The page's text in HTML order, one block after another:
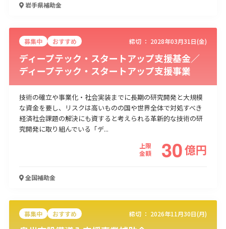
岩手県補助金
募集中 おすすめ 締切 ： 2028年03月31日(金)
ディープテック・スタートアップ支援基金／
ディープテック・スタートアップ支援事業
技術の確立や事業化・社会実装までに長期の研究開発と大規模
な資金を要し、リスクは高いものの国や世界全体で対処すべき
経済社会課題の解決にも資すると考えられる革新的な技術の研
究開発に取り組んでいる「デ...
上限
金額
30億円
全国補助金
募集中 おすすめ 締切 ： 2026年11月30日(月)